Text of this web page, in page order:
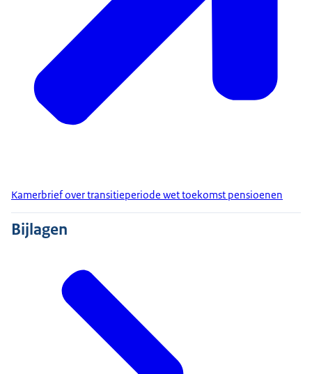
Kamerbrief over transitieperiode wet toekomst pensioenen
Bijlagen